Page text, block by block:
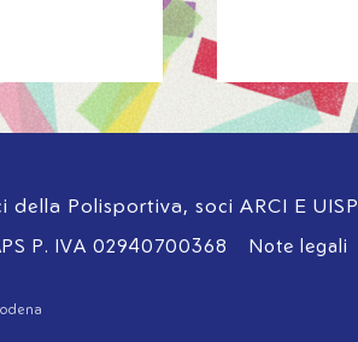
Polisportiva, soci ARCI E UISP
P. IVA 02940700368 Note legali